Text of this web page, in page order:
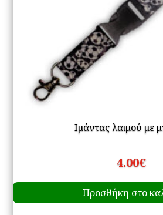
Ιμάντας λαιμού με
4.00€
Προσθήκη στο